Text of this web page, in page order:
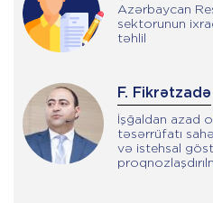
Azərbaycan
sektorunun
təhlil
F. Fikrətzadə
İşğaldan azad
təsərrüfatı
və istehsal